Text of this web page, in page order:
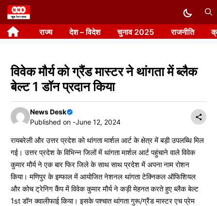
Skip
to
content राज्य देश – विदेश चुनाव 2025 राजनीति
विवेक मौर्य को ग्रैंड मास्टर ने थांगता में ब्लैक
बेल्ट 1 डॉन प्रदान किया
News Desk
Published on -June 12, 2024
रायबरेली और उत्तर प्रदेश को थांगता मार्शल आर्ट के क्षेत्र में बड़ी उपलब्धि मिल
गई। उत्तर प्रदेश के विभिन्न जिलों में थांगता मार्शल आर्ट पहुंचाने वाले विवेक
कुमार मौर्य ने एक बार फिर जिले के साथ साथ प्रदेश में अपना नाम रोशन
किया। मणिपुर के इम्फाल में आयोजित नेशनल थांगता टेक्निकल ऑफिशियल
और कोच ट्रेनिग कैंप में विवेक कुमार मौर्य ने कड़ी मेहनत करते हुए ब्लैक बेल्ट
1st डॉन क्वालीफाई किया। इसके पश्चात थांगता गुरू/ग्रैंड मास्टर एच प्रेम